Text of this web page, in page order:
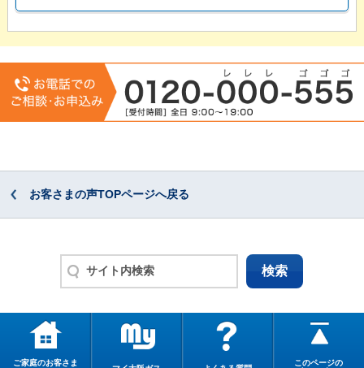
お客さまの声TOPページへ戻る
ご家庭のお客さま
このページの